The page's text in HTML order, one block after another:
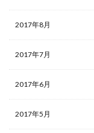
2017年8月
2017年7月
2017年6月
2017年5月